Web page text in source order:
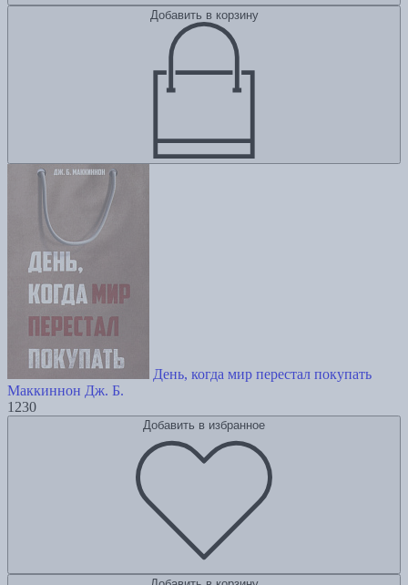
Добавить в корзину
День, когда мир перестал покупать
Маккиннон Дж. Б.
1230
Добавить в избранное